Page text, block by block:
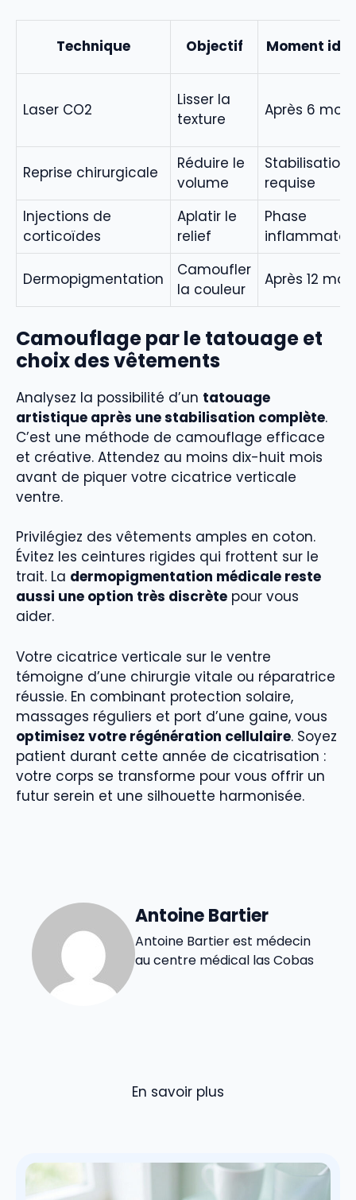
Technique Objectif Moment
Laser CO2
Lisser la
texture
Après 6 mois
Reprise chirurgicale
Réduire le
volume
Stabilisation
requise
Injections de
corticoïdes
Aplatir le
relief
Phase
Dermopigmentation
Camoufler
la couleur
Après 12 mois
Camouflage par le tatouage et
choix des vêtements
Analysez la possibilité d’un tatouage
artistique après une stabilisation complète.
C’est une méthode de camouflage efficace
et créative. Attendez au moins dix-huit mois
avant de piquer votre cicatrice verticale
ventre.
Privilégiez des vêtements amples en coton.
Évitez les ceintures rigides qui frottent sur le
trait. La dermopigmentation médicale reste
aussi une option très discrète pour vous
aider.
Votre cicatrice verticale sur le ventre
témoigne d’une chirurgie vitale ou réparatrice
réussie. En combinant protection solaire,
massages réguliers et port d’une gaine, vous
optimisez votre régénération cellulaire. Soyez
patient durant cette année de cicatrisation :
votre corps se transforme pour vous offrir un
futur serein et une silhouette harmonisée.
Antoine Bartier
Antoine Bartier est médecin
au centre médical las Cobas
En savoir plus